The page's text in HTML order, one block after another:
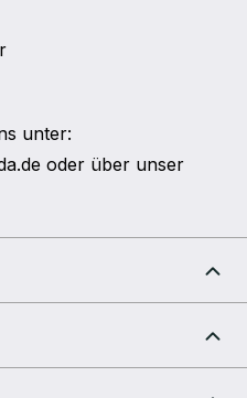
unter:
oder über unser